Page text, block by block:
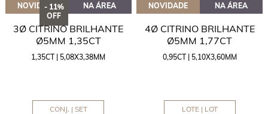
- 11%
OFF
NOVIDADE NA ÁREA
3Ø CITRINO BRILHANTE
Ø5MM 1,35CT
1,35CT | 5,08X3,38MM
CONJ. | SET
NOVIDADE NA ÁREA
4Ø CITRINO BRILHANTE
Ø5MM 1,77CT
0,95CT | 5,10X3,60MM
LOTE | LOT